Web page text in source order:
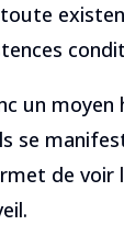
un
se
de